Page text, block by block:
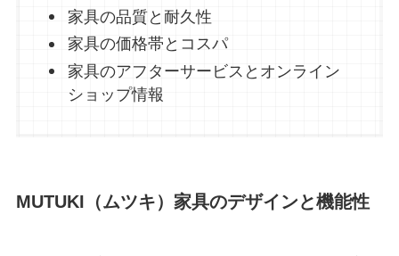
家具の品質と耐久性
家具の価格帯とコスパ
家具のアフターサービスとオンライン
ショップ情報
MUTUKI（ムツキ）家具のデザインと機能性